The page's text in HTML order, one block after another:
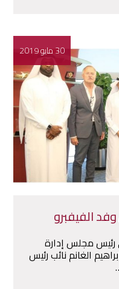
30 مايو 2019
الفيفبرو
رئيس مجلس إدارة
الغانم نائب رئيس